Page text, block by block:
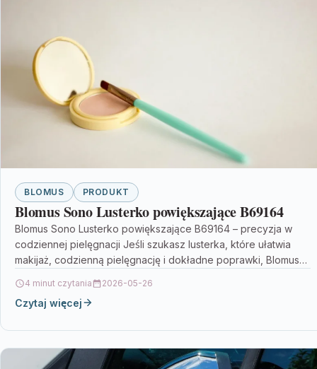
BLOMUS PRODUKT
Blomus Sono Lusterko powiększające B69164
Blomus Sono Lusterko powiększające B69164 – precyzja w
codziennej pielęgnacji Jeśli szukasz lusterka, które ułatwia
makijaż, codzienną pielęgnację i dokładne poprawki, Blomus
4 minut czytania 2026-05-26
Czytaj więcej